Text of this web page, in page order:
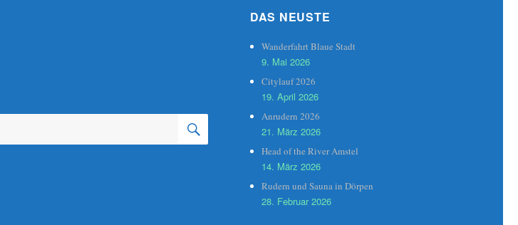
SUCHEN
DAS NEUSTE
Wanderfahrt Blaue Stadt
9. Mai 2026
Citylauf 2026
19. April 2026
Anrudern 2026
21. März 2026
Head of the River Amstel
14. März 2026
Rudern und Sauna in Dörpen
28. Februar 2026